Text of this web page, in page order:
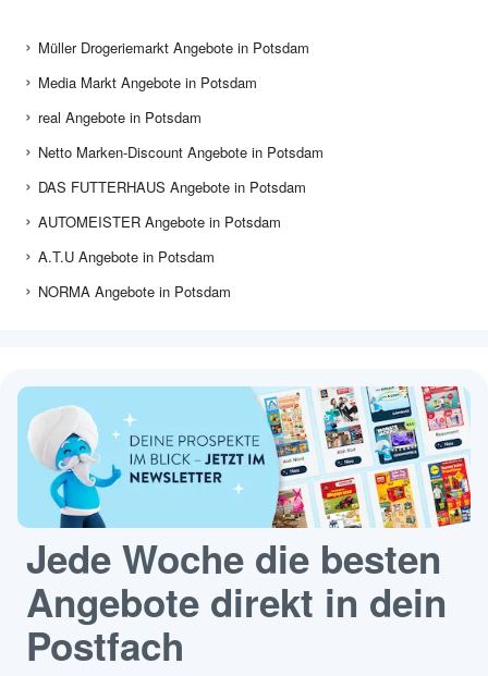
Müller Drogeriemarkt Angebote in Potsdam
Media Markt Angebote in Potsdam
real Angebote in Potsdam
Netto Marken-Discount Angebote in Potsdam
DAS FUTTERHAUS Angebote in Potsdam
AUTOMEISTER Angebote in Potsdam
A.T.U Angebote in Potsdam
NORMA Angebote in Potsdam
Jede Woche die besten
Angebote direkt in dein
Postfach